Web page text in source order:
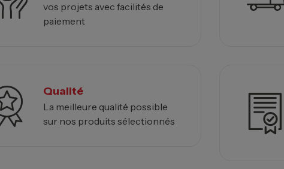
vos projets avec facilités de
paiement
Qualité
La meilleure qualité possible
sur nos produits sélectionnés